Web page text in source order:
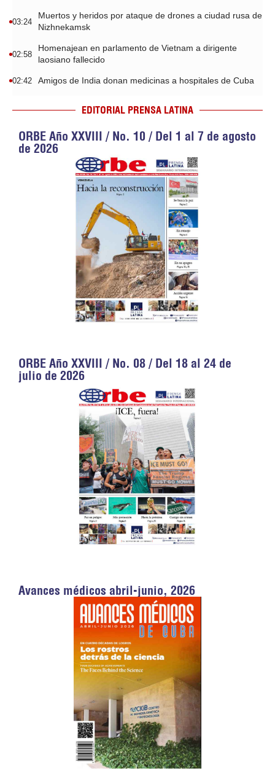
03:24
Muertos y heridos por ataque de drones a ciudad rusa de
Nizhnekamsk
02:58
Homenajean en parlamento de Vietnam a dirigente
laosiano fallecido
02:42 Amigos de India donan medicinas a hospitales de Cuba
EDITORIAL PRENSA LATINA
ORBE Año XXVIII / No. 10 / Del 1 al 7 de agosto
de 2026
ORBE Año XXVIII / No. 08 / Del 18 al 24 de
julio de 2026
Avances médicos abril-junio, 2026